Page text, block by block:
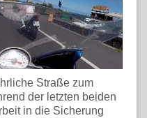
Straße zum
der letzten beiden
in die Sicherung